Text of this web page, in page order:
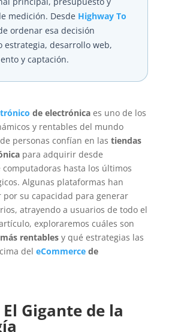
medición. Desde Highway To
ordenar esa decisión
estrategia, desarrollo web,
y captación.
de electrónicaes uno de los
y rentables del mundo
personas confían en las tiendas
para adquirir desde
hasta los últimos
Algunas plataformas han
por su capacidad para generar
atrayendo a usuarios de todo el
exploraremos cuáles son
rentablesy qué estrategias las
del eCommercede
Gigante de la